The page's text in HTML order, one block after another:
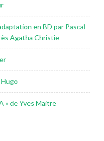
en BD par Pascal
Agatha Christie
» de Yves Maitre